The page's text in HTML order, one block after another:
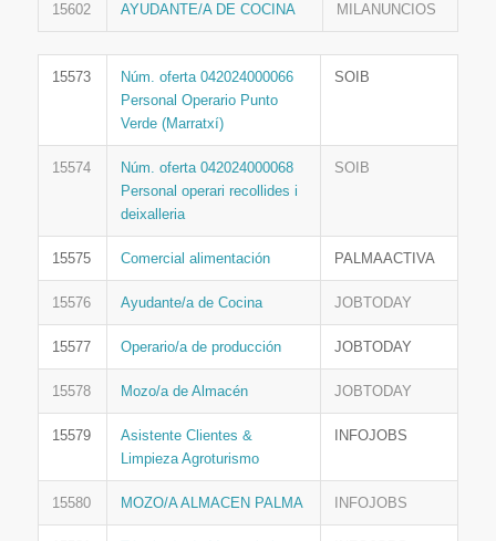
15602 AYUDANTE/A DE COCINA MILANUNCIOS
15573
Núm. oferta 042024000066
Personal Operario Punto
Verde (Marratxí)
SOIB
15574
Núm. oferta 042024000068
Personal operari recollides i
deixalleria
SOIB
15575 Comercial alimentación PALMAACTIVA
15576 Ayudante/a de Cocina JOBTODAY
15577 Operario/a de producción JOBTODAY
15578 Mozo/a de Almacén JOBTODAY
15579
Asistente Clientes &
Limpieza Agroturismo
INFOJOBS
15580 MOZO/A ALMACEN PALMA INFOJOBS